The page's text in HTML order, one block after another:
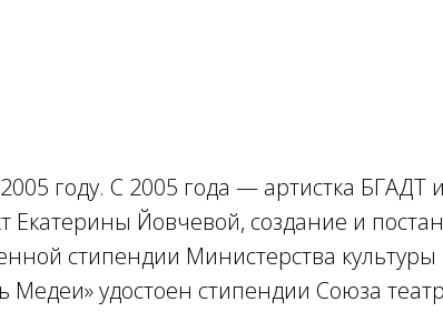
году. С 2005 года — артистка БГАДТ
Йовчевой, создание и
стипендии Министерства
удостоен стипендии Союза